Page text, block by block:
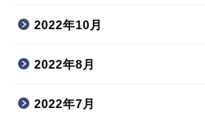
2022年10月
2022年8月
2022年7月